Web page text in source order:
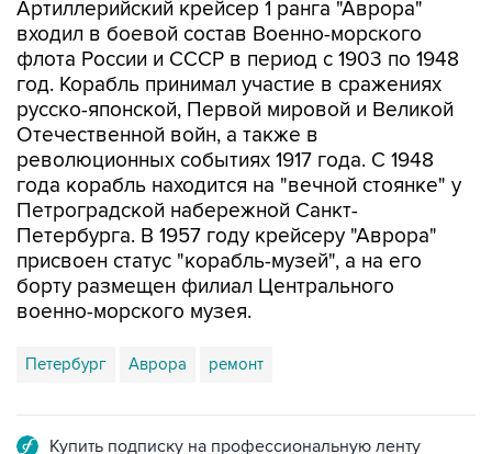
флота России и СССР в период с 1903 по 1948
год. Корабль принимал участие в сражениях
русско-японской, Первой мировой и Великой
Отечественной войн, а также в
революционных событиях 1917 года. С 1948
года корабль находится на "вечной стоянке" у
Петроградской набережной Санкт-
Петербурга. В 1957 году крейсеру "Аврора"
присвоен статус "корабль-музей", а на его
борту размещен филиал Центрального
военно-морского музея.
Петербург Аврора ремонт
Подписаться на рассылку главных новостей сайта